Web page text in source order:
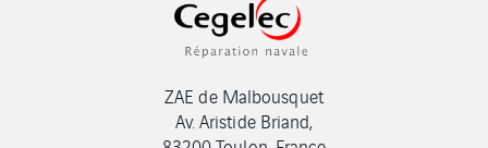
ZAE de Malbousquet
Av. Aristide Briand,